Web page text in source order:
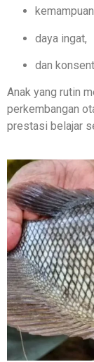
daya ingat,
dan
Anak yang rutin
perkembangan
prestasi belajar